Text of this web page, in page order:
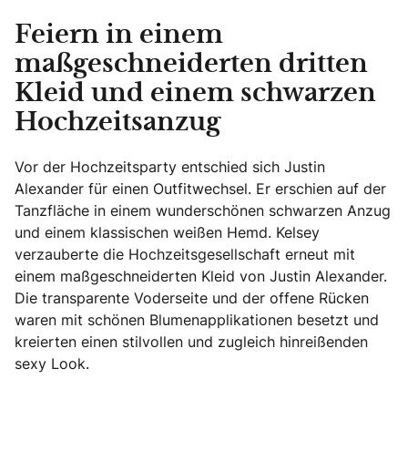
Feiern in einem
maßgeschneiderten dritten
Kleid und einem schwarzen
Hochzeitsanzug
Vor der Hochzeitsparty entschied sich Justin
Alexander für einen Outfitwechsel. Er erschien auf der
Tanzfläche in einem wunderschönen schwarzen Anzug
und einem klassischen weißen Hemd. Kelsey
verzauberte die Hochzeitsgesellschaft erneut mit
einem maßgeschneiderten Kleid von Justin Alexander.
Die transparente Voderseite und der offene Rücken
waren mit schönen Blumenapplikationen besetzt und
kreierten einen stilvollen und zugleich hinreißenden
sexy Look.